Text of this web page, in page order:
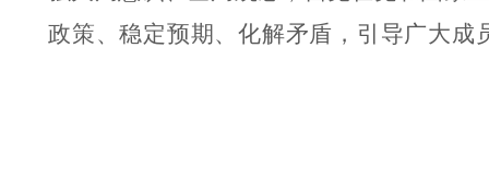
政策、稳定预期、化解矛盾，引导广大